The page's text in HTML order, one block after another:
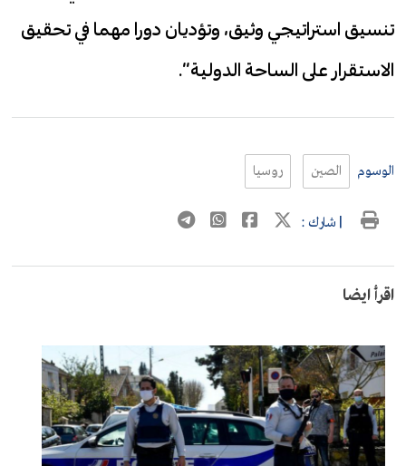
تنسيق استراتيجي وثيق، وتؤديان دورا مهما في تحقيق
الاستقرار على الساحة الدولية”.
الوسوم الصين روسيا
| شارك :
اقرأ ايضا